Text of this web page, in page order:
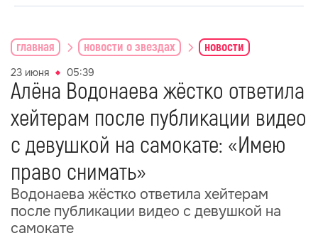
главная новости о звездах новости
23 июня 05:39
Алёна Водонаева жёстко ответила
хейтерам после публикации видео
с девушкой на самокате: «Имею
право снимать»
Водонаева жёстко ответила хейтерам
после публикации видео с девушкой на
самокате